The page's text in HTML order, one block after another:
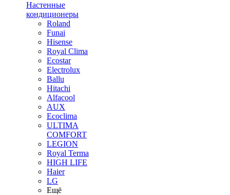
Настенные
кондиционеры
Roland
Funai
Hisense
Royal Clima
Ecostar
Electrolux
Ballu
Hitachi
Alfacool
AUX
Ecoclima
ULTIMA
COMFORT
LEGION
Royal Terma
HIGH LIFE
Haier
LG
Ещё